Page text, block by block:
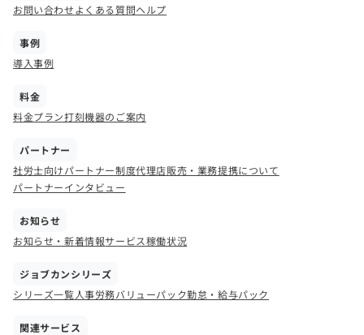
お問い合わせよくある質問ヘルプ
事例
導入事例
料金
料金プラン打刻機器のご案内
パートナー
社労士向けパートナー制度代理店販売・業務提携について
パートナーインタビュー
お知らせ
お知らせ・新着情報サービス稼働状況
ジョブカンシリーズ
シリーズ一覧人事労務バリューパック勤怠・給与パック
関連サービス